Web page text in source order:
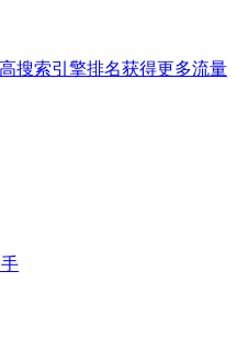
搜索引擎排名获得更多流量